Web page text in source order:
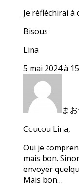
Je réfléchirai à
Bisous
Lina
5 mai 2024 à
ま
Coucou Lina,
Oui je
mais bon.
envoyer
Mais bon…